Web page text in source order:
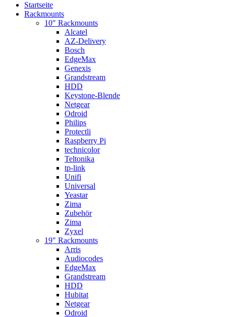
Startseite
Rackmounts
10″ Rackmounts
Alcatel
AZ-Delivery
Bosch
EdgeMax
Genexis
Grandstream
HDD
Keystone-Blende
Netgear
Odroid
Philips
Protectli
Raspberry Pi
technicolor
Teltonika
tp-link
Unifi
Universal
Yeastar
Zima
Zubehör
Zima
Zyxel
19″ Rackmounts
Arris
Audiocodes
EdgeMax
Grandstream
HDD
Hubitat
Netgear
Odroid